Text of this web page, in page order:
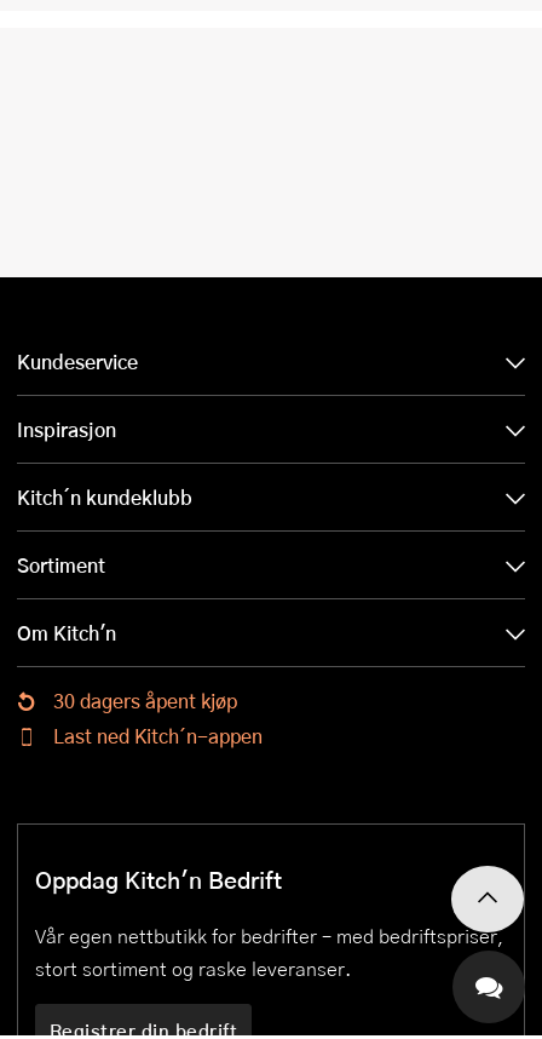
Kundeservice
Inspirasjon
Kitch´n kundeklubb
Sortiment
Om Kitch'n
30 dagers åpent kjøp
Last ned Kitch´n-appen
Oppdag Kitch'n Bedrift
Vår egen nettbutikk for bedrifter – med bedriftspriser,
stort sortiment og raske leveranser.
Registrer din bedrift